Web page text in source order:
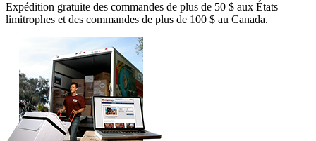
Expédition gratuite des commandes de plus de 50 $ aux États
limitrophes et des commandes de plus de 100 $ au Canada.